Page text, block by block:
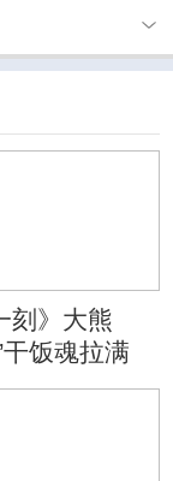
刻》大熊
干饭魂拉满